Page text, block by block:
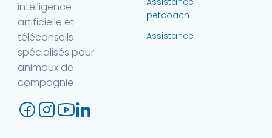
intelligence
artificielle et
téléconseils
spécialisés pour
animaux de
compagnie
petcoach
Assistance